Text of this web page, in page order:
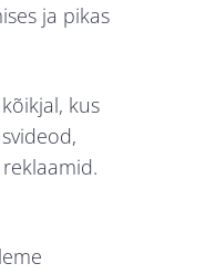
ja pikas
kus